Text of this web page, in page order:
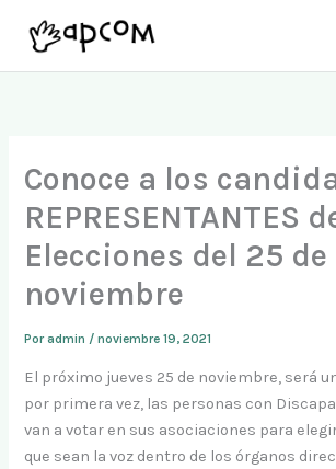
Conoce a los
REPRESENTANTES
Elecciones del 25 de
noviembre
Poradmin /noviembre 19, 2021
El próximo jueves 25 de noviembre, será
por primera vez, las personas con
van a votar en sus asociaciones para
que sean la voz dentro de los órganos